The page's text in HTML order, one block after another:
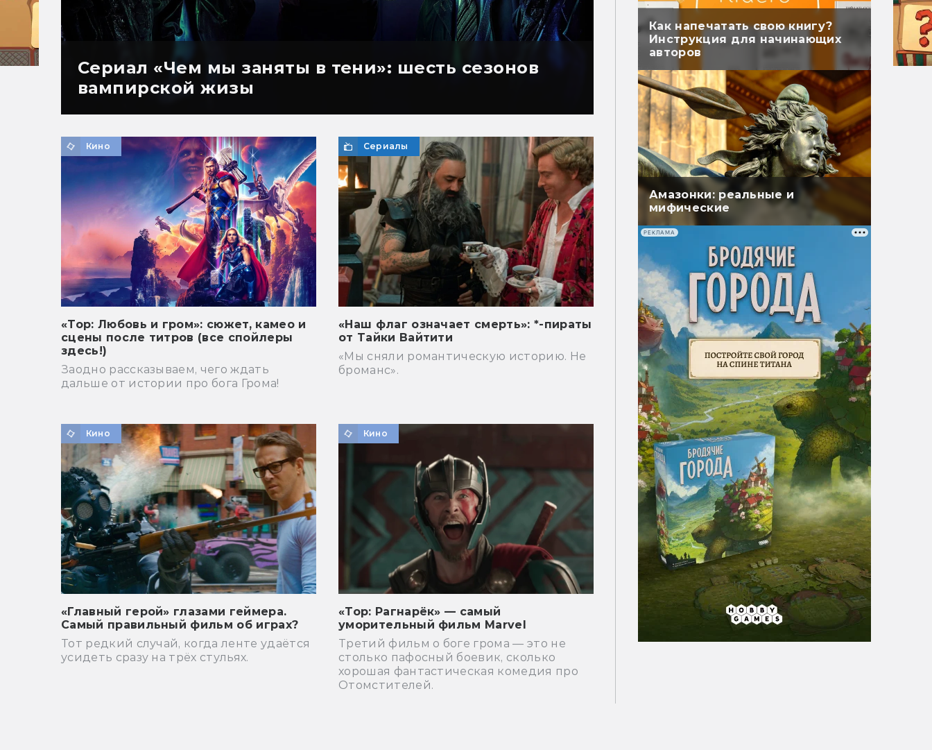
Сериал «Чем мы заняты в тени»: шесть сезонов
вампирской жизы
Кино
«Тор: Любовь и гром»: сюжет, камео и
сцены после титров (все спойлеры
здесь!)
Заодно рассказываем, чего ждать
дальше от истории про бога Грома!
Сериалы
«Наш флаг означает смерть»: *-пираты
от Тайки Вайтити
«Мы сняли романтическую историю. Не
броманс».
Кино
«Главный герой» глазами геймера.
Самый правильный фильм об играх?
Тот редкий случай, когда ленте удаётся
усидеть сразу на трёх стульях.
Кино
«Тор: Рагнарёк» — самый
уморительный фильм Marvel
Третий фильм о боге грома — это не
столько пафосный боевик, сколько
хорошая фантастическая комедия про
Отомстителей.
Как напечатать свою книгу?
Инструкция для начинающих
авторов
Амазонки: реальные и
мифические
РЕКЛАМА